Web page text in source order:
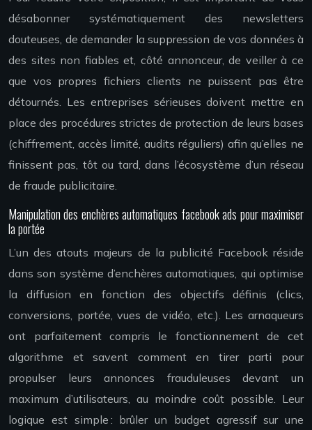
désabonner systématiquement des newsletters
douteuses, de demander la suppression de vos données à
des sites non fiables et, côté annonceur, de veiller à ce
que vos propres fichiers clients ne puissent pas être
détournés. Les entreprises sérieuses doivent mettre en
place des procédures strictes de protection de leurs bases
(chiffrement, accès limité, audits réguliers) afin qu’elles ne
finissent pas, tôt ou tard, dans l’écosystème d’un réseau
de fraude publicitaire.
Manipulation des enchères automatiques facebook ads pour maximiser
la portée
L’un des atouts majeurs de la publicité Facebook réside
dans son système d’enchères automatiques, qui optimise
la diffusion en fonction des objectifs définis (clics,
conversions, portée, vues de vidéo, etc.). Les arnaqueurs
ont parfaitement compris le fonctionnement de cet
algorithme et savent comment en tirer parti pour
propulser leurs annonces frauduleuses devant un
maximum d’utilisateurs, au moindre coût possible. Leur
logique est simple : brûler un budget agressif sur une